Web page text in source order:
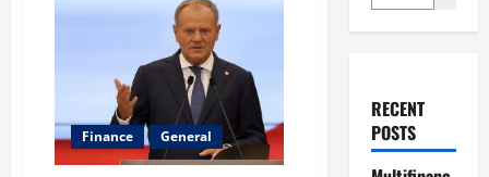
Finance General
RECENT
POSTS